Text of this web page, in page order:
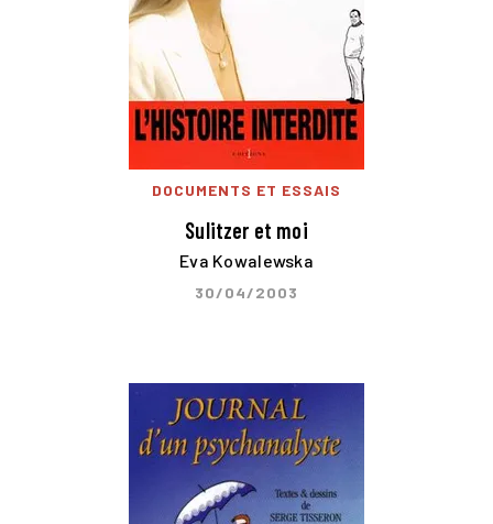
DOCUMENTS ET ESSAIS
Sulitzer et moi
Eva Kowalewska
30/04/2003